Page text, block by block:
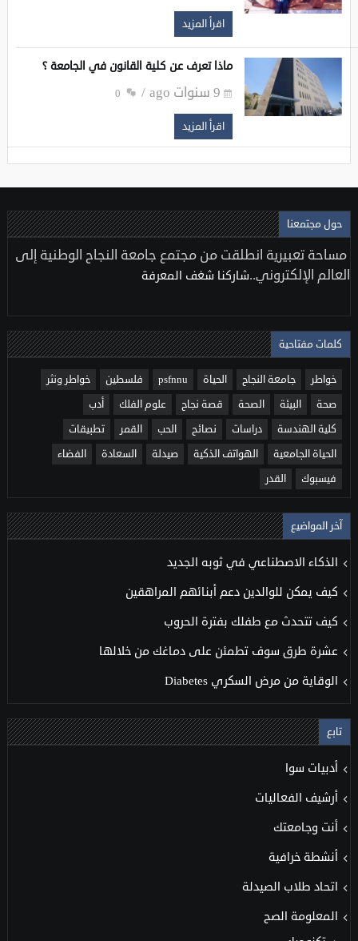
اقرأ المزيد
ماذا تعرف عن كلية القانون في الجامعة ؟
9 سنوات ago 0
اقرأ المزيد
حول مجتمعنا
مساحة تعبيرية انطلقت من مجتمع جامعة النجاح الوطنية إلى
العالم الإلكتروني..شاركنا شغف المعرفة
كلمات مفتاحية
خواطر جامعة النجاح الحياة psfnnu فلسطين
خواطر ونثر
صحة
البيئة الصحة قصة نجاح علوم الفلك
أدب
كلية الهندسة
دراسات نصائح الحب القمر
تطبيقات
الحياة الجامعية
الهواتف الذكية صيدلة السعادة
الفضاء
فيسبوك
القدر
آخر المواضيع
الذكاء الاصطناعي في ثوبه الجديد
كيف يمكن للوالدين دعم أبنائهم المراهقين
كيف تتحدث مع طفلك بفترة الحروب
عشرة طرق سوف تطمئن على دماغك من خلالها
الوقاية من مرض السكري Diabetes
تابع
أدبيات سوا
أرشيف الفعاليات
أنت وجامعتك
أنشطة خرافية
اتحاد طلاب الصيدلة
المعلومة الصح